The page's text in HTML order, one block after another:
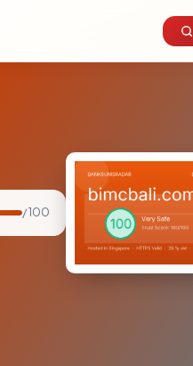
/ 100